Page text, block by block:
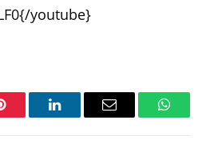
youtube}
LinkedInEmail